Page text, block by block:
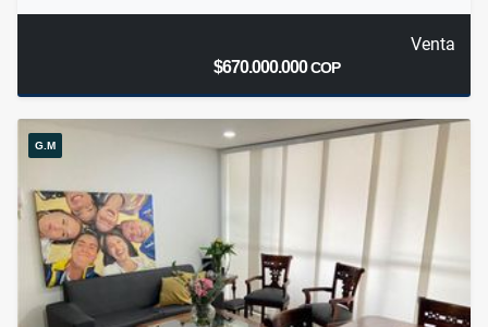
Venta
$670.000.000COP
G.M